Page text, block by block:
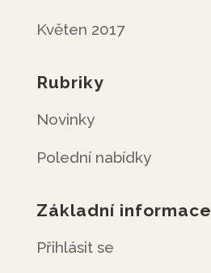
Květen 2017
Rubriky
Novinky
Polední nabídky
Základní informace
Přihlásit se